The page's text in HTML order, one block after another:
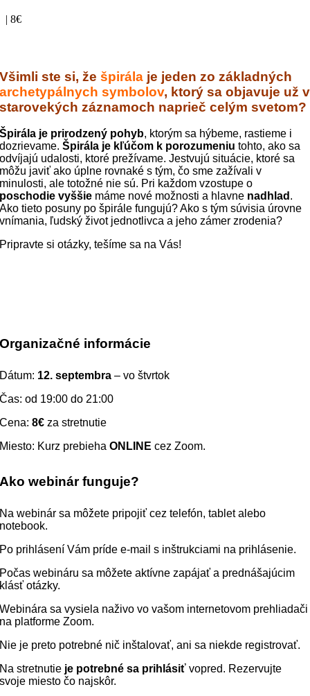
| 8€
Všimli ste si, žešpirála je jeden zo základných
archetypálnych symbolov, ktorý sa objavuje už v
starovekých záznamoch naprieč celým svetom?
Špirála je prirodzený pohyb, ktorým sa hýbeme, rastieme i
dozrievame.Špirála je kľúčom k porozumeniu tohto, ako sa
odvíjajú udalosti, ktoré prežívame. Jestvujú situácie, ktoré sa
môžu javiť ako úplne rovnaké s tým, čo sme zažívali v
minulosti, ale totožné nie sú. Pri každom vzostupe o
poschodie vyššie máme nové možnosti a hlavne nadhlad .
Ako tieto posuny po špirále fungujú? Ako s tým súvisia úrovne
vnímania, ľudský život jednotlivca a jeho zámer zrodenia?
Pripravte si otázky, tešíme sa na Vás!
Organizačné informácie
Dátum: 12. septembra – vo štvrtok
Čas: od 19:00 do 21:00
Cena:8€ za stretnutie
Miesto: Kurz prebiehaONLINE cez Zoom.
Ako webinár funguje?
Na webinár sa môžete pripojiť cez telefón, tablet alebo
notebook.
Po prihlásení Vám príde e-mail s inštrukciami na prihlásenie.
Počas webináru sa môžete aktívne zapájať a prednášajúcim
klásť otázky.
Webinára sa vysiela naživo vo vašom internetovom prehliadači
na platforme Zoom.
Nie je preto potrebné nič inštalovať, ani sa niekde registrovať.
Na stretnutie je potrebné sa prihlásiť vopred. Rezervujte
svoje miesto čo najskôr.